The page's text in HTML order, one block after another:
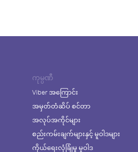
ကုမ္ပဏီ
Viber အကြောင်း
အမှတ်တံဆိပ် စင်တာ
အလုပ်အကိုင်များ
စည်းကမ်းချက်များနှင့် မူဝါဒများ
ကိုယ်ရေးလုံခြုံမှု မူဝါဒ